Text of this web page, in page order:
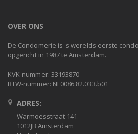
OVER ONS
De Condomerie is 's werelds eerste
opgericht in 1987 te Amsterdam.
KVK-nummer: 33193870
BTW-nummer: NL0086.82.033.b01
ADRES:
Warmoesstraat 141
1012JB Amsterdam